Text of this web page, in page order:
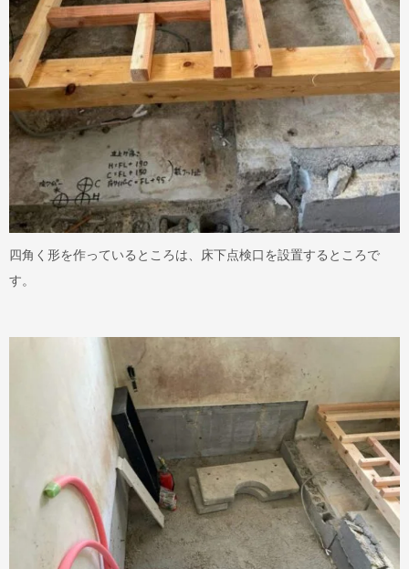
四角く形を作っているところは、床下点検口を設置するところで
す。